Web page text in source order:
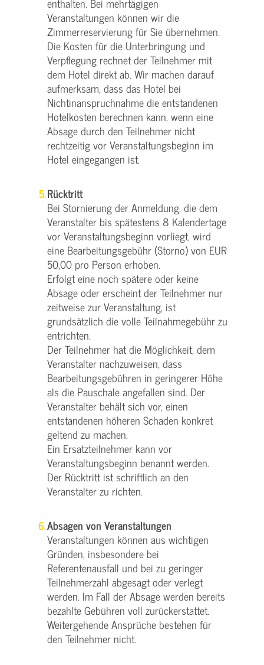
Veranstaltungen können wir die
Zimmerreservierung für Sie übernehmen.
Die Kosten für die Unterbringung und
Verpflegung rechnet der Teilnehmer mit
dem Hotel direkt ab. Wir machen darauf
aufmerksam, dass das Hotel bei
Nichtinanspruchnahme die entstandenen
Hotelkosten berechnen kann, wenn eine
Absage durch den Teilnehmer nicht
rechtzeitig vor Veranstaltungsbeginn im
Hotel eingegangen ist.
Rücktritt
Bei Stornierung der Anmeldung, die dem
Veranstalter bis spätestens 8 Kalendertage
vor Veranstaltungsbeginn vorliegt, wird
eine Bearbeitungsgebühr (Storno) von EUR
50,00 pro Person erhoben.
Erfolgt eine noch spätere oder keine
Absage oder erscheint der Teilnehmer nur
zeitweise zur Veranstaltung, ist
grundsätzlich die volle Teilnahmegebühr zu
entrichten.
Der Teilnehmer hat die Möglichkeit, dem
Veranstalter nachzuweisen, dass
Bearbeitungsgebühren in geringerer Höhe
als die Pauschale angefallen sind. Der
Veranstalter behält sich vor, einen
entstandenen höheren Schaden konkret
geltend zu machen.
Ein Ersatzteilnehmer kann vor
Veranstaltungsbeginn benannt werden.
Der Rücktritt ist schriftlich an den
Veranstalter zu richten.
Absagen von Veranstaltungen
Veranstaltungen können aus wichtigen
Gründen, insbesondere bei
Referentenausfall und bei zu geringer
Teilnehmerzahl abgesagt oder verlegt
werden. Im Fall der Absage werden bereits
bezahlte Gebühren voll zurückerstattet.
Weitergehende Ansprüche bestehen für
den Teilnehmer nicht.